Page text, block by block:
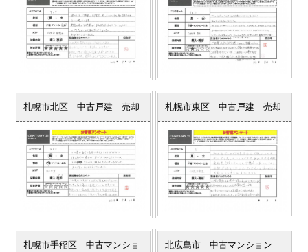
札幌市北区 中古戸建 売却 札幌市東区 中古戸建 売却
札幌市手稲区 中古マンショ
北広島市 中古マンション